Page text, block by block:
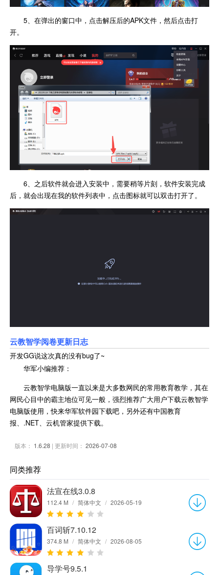
5、在弹出的窗口中，点击解压后的APK文件，然后点击打
开。
6、之后软件就会进入安装中，需要稍等片刻，软件安装完成
后，就会出现在我的软件列表中，点击图标就可以双击打开了。
云教智学阅卷更新日志
开发GG说这次真的没有bug了~
华军小编推荐：
云教智学电脑版一直以来是大多数网民的常用教育教学，其在
网民心目中的霸主地位可见一般，强烈推荐广大用户下载云教智学
电脑版使用，快来华军软件园下载吧，另外还有中国教育
报、.NET、云机管家提供下载。
版本： 1.6.28 | 更新时间： 2026-07-08
同类推荐
法宣在线3.0.8
112.4 M / 简体中文 / 2026-05-19
百词斩7.10.12
374.8 M / 简体中文 / 2026-08-05
导学号9.5.1